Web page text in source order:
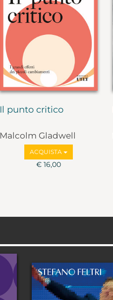
Il punto critico
Malcolm Gladwell
ACQUISTA
€ 16,00